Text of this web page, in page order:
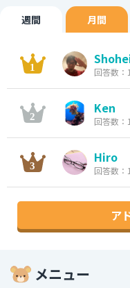
週間 月間
回答数：
Ken
回答数：
Hiro
回答数：
ア
メニュー